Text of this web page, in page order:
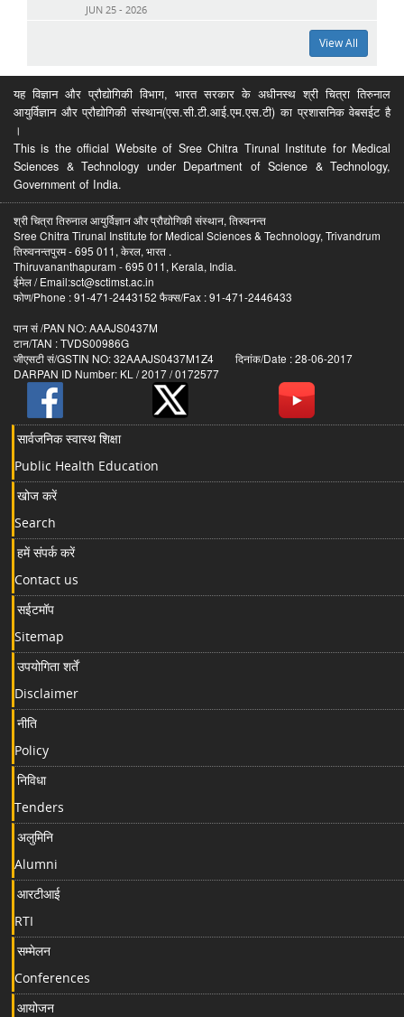
JUN 25 - 2026
View All
यह विज्ञान और प्रौद्योगिकी विभाग, भारत सरकार के अधीनस्थ श्री चित्रा तिरुनाल
आयुर्विज्ञान और प्रौद्योगिकी संस्थान(एस.सी.टी.आई.एम.एस.टी) का प्रशासनिक वेबसईट है
।
This is the official Website of Sree Chitra Tirunal Institute for Medical
Sciences & Technology under Department of Science & Technology,
Government of India.
श्री चित्रा तिरुनाल आयुर्विज्ञान और प्रौद्योगिकी संस्थान, तिरुवनन्त
Sree Chitra Tirunal Institute for Medical Sciences & Technology, Trivandrum
तिरुवनन्तपुरम - 695 011, केरल, भारत .
Thiruvananthapuram - 695 011, Kerala, India.
ईमेल / Email:sct@sctimst.ac.in
फोण/Phone : 91-471-2443152 फैक्स/Fax : 91-471-2446433
पान सं /PAN NO: AAAJS0437M
टान/TAN : TVDS00986G
जीएसटी सं/GSTIN NO: 32AAAJS0437M1Z4 दिनांक/Date : 28-06-2017
DARPAN ID Number: KL / 2017 / 0172577
सार्वजनिक स्वास्थ शिक्षा
Public Health Education
खोज करें
Search
हमें संपर्क करें
Contact us
सईटमॉप
Sitemap
उपयोगिता शर्तें
Disclaimer
नीति
Policy
निविधा
Tenders
अलुमिनि
Alumni
आरटीआई
RTI
सम्मेलन
Conferences
आयोजन